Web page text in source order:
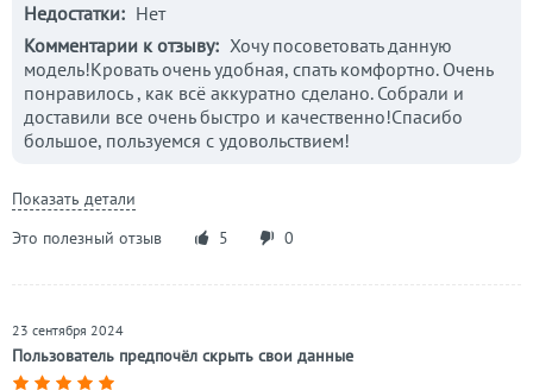
Недостатки: Нет
Комментарии к отзыву: Хочу посоветовать данную
модель!Кровать очень удобная, спать комфортно. Очень
понравилось , как всё аккуратно сделано. Собрали и
доставили все очень быстро и качественно!Спасибо
большое, пользуемся с удовольствием!
Показать детали
Это полезный отзыв
5 0
Пользователь предпочёл скрыть свои данные
23 сентября 2024